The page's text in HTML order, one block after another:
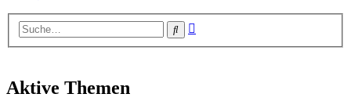
Suche
Aktive Themen